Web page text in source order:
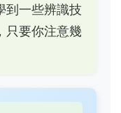
到一些辨識技
只要你注意幾